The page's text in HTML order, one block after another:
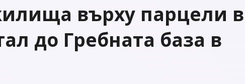
върху парцели в
до Гребната база в